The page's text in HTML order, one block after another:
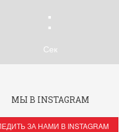
:
Сек
МЫ В INSTAGRAM
ЗА НАМИ В INSTAGRAM